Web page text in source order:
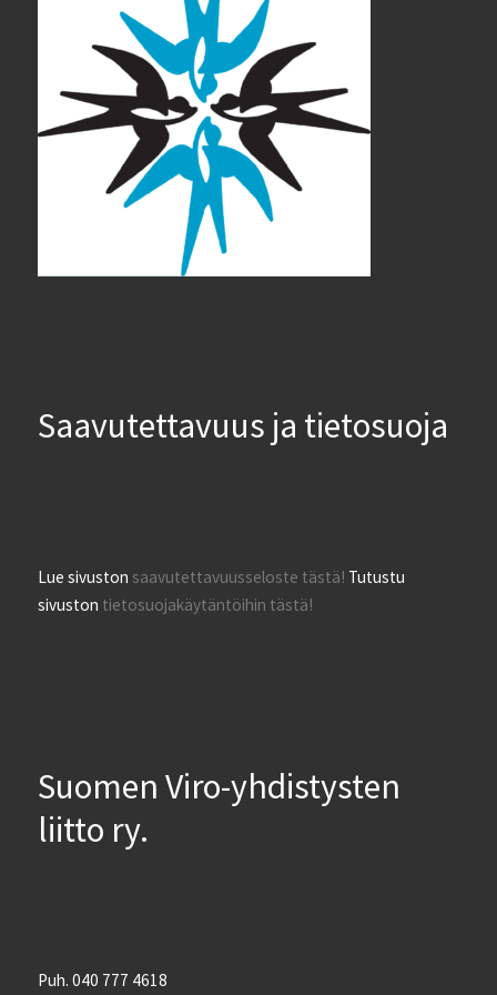
Saavutettavuus ja tietosuoja
Lue sivustonsaavutettavuusseloste tästä! Tutustu
sivuston tietosuojakäytäntöihin tästä!
Suomen Viro-yhdistysten
liitto ry.
Puh. 040 777 4618